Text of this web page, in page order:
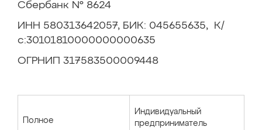
Сбербанк № 8624
ИНН 580313642057, БИК: 045655635, К/
с:30101810000000000635
ОГРНИП 317583500009448
Полное
Индивидуальный
предприниматель